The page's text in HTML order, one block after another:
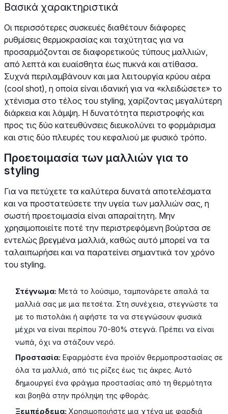
Βασικά χαρακτηριστικά
Οι περισσότερες συσκευές διαθέτουν διάφορες
ρυθμίσεις θερμοκρασίας και ταχύτητας για να
προσαρμόζονται σε διαφορετικούς τύπους μαλλιών,
από λεπτά και ευαίσθητα έως πυκνά και ατίθασα.
Συχνά περιλαμβάνουν και μια λειτουργία κρύου αέρα
(cool shot), η οποία είναι ιδανική για να «κλειδώσετε» το
χτένισμα στο τέλος του styling, χαρίζοντας μεγαλύτερη
διάρκεια και λάμψη. Η δυνατότητα περιστροφής και
προς τις δύο κατευθύνσεις διευκολύνει το φορμάρισμα
και στις δύο πλευρές του κεφαλιού με φυσικό τρόπο.
Προετοιμασία των μαλλιών για το
styling
Για να πετύχετε τα καλύτερα δυνατά αποτελέσματα
και να προστατεύσετε την υγεία των μαλλιών σας, η
σωστή προετοιμασία είναι απαραίτητη. Μην
χρησιμοποιείτε ποτέ την περιστρεφόμενη βούρτσα σε
εντελώς βρεγμένα μαλλιά, καθώς αυτό μπορεί να τα
ταλαιπωρήσει και να παρατείνει σημαντικά τον χρόνο
του styling.
Στέγνωμα: Μετά το λούσιμο, ταμπονάρετε απαλά τα
μαλλιά σας με μια πετσέτα. Στη συνέχεια, στεγνώστε τα
με το πιστολάκι ή αφήστε τα να στεγνώσουν φυσικά
μέχρι να είναι περίπου 70-80% στεγνά. Πρέπει να είναι
νωπά, όχι να στάζουν νερό.
Προστασία: Εφαρμόστε ένα προϊόν θερμοπροστασίας σε
όλα τα μαλλιά, από τις ρίζες έως τις άκρες. Αυτό
δημιουργεί ένα φράγμα προστασίας από τη θερμότητα
και βοηθά στην πρόληψη της φθοράς.
Ξεμπέρδεμα: Χρησιμοποιήστε μια χτένα με φαρδιά